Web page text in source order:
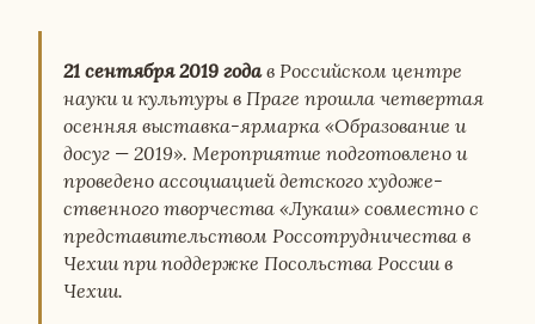
21 сен­тяб­ря 2019 годав Рос­сий­ском центре
науки и куль­ту­ры в Праге прошла чет­вер­тая
осен­няя вы­став­ка-яр­мар­ка «Об­ра­зо­ва­ние и
досуг — 2019». Ме­ро­при­я­тие под­го­тов­ле­но и
про­ве­де­но ас­со­ци­а­ци­ей дет­ско­го ху­до­же­
ствен­но­го твор­че­ства «Лукаш» сов­мест­но с
пред­ста­ви­тель­ством Рос­со­труд­ни­че­ства в
Чехии при под­держ­ке По­соль­ства России в
Чехии.